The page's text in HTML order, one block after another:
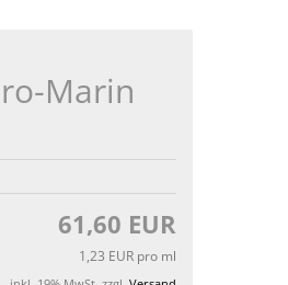
Marin
61,60 EUR
1,23 EUR pro ml